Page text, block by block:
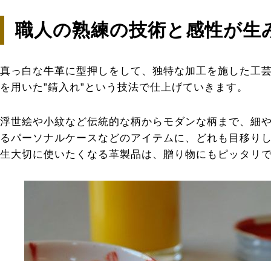
職人の熟練の技術と感性が生
真っ白な牛革に型押しをして、独特な加工を施した工
を用いた”錆入れ”という技法で仕上げていきます。
浮世絵や小紋など伝統的な柄からモダンな柄まで、細
るパーソナルケースなどのアイテムに、どれも目移り
生大切に使いたくなる革製品は、贈り物にもピッタリ